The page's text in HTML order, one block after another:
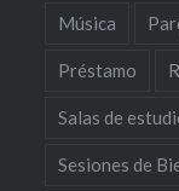
Música
Préstamo
Salas de
Sesiones de